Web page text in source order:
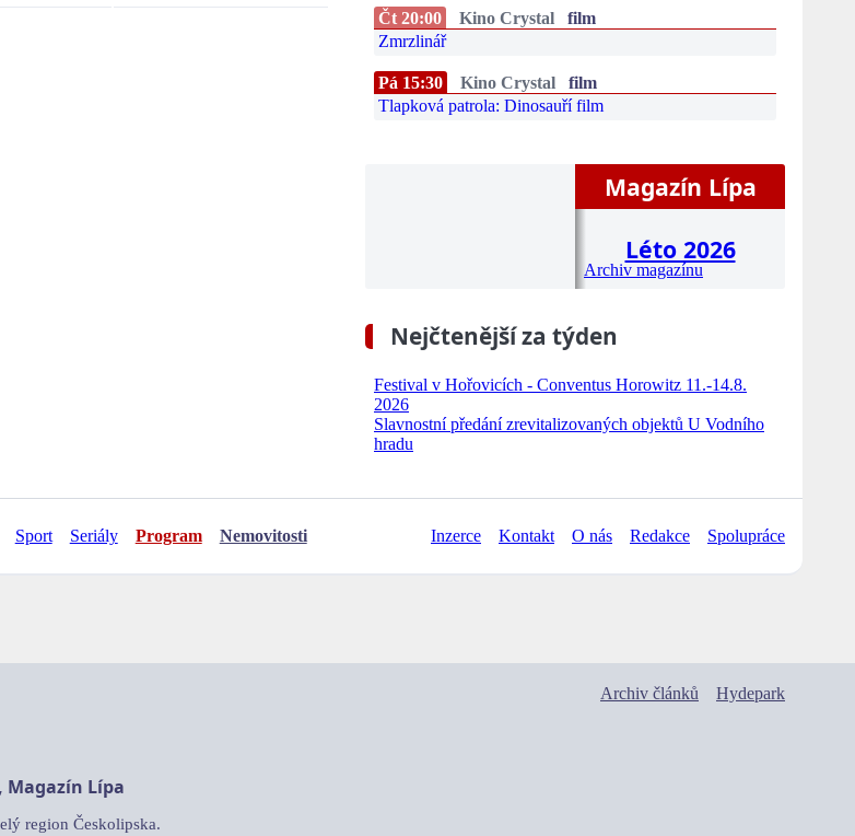
Čt 20:00 Kino Crystal
film
Zmrzlinář
Pá 15:30 Kino Crystal
film
Tlapková patrola: Dinosauří film
Magazín Lípa
Léto 2026
Archiv magazínu
Nejčtenější za týden
Festival v Hořovicích - Conventus Horowitz 11.-14.8.
2026
Slavnostní předání zrevitalizovaných objektů U Vodního
hradu
Sport Seriály Program Nemovitosti Inzerce Kontakt O nás Redakce Spolupráce
Archiv článků Hydepark
Magazín Lípa
region Českolipska.